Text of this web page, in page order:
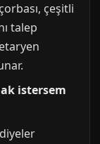
çeşitli
talep
istersem